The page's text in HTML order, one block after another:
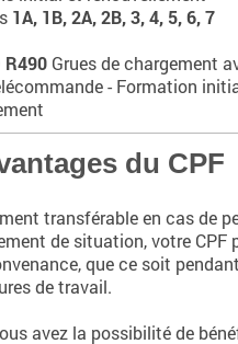
1A, 1B, 2A, 2B, 3, 4, 5, 6, 7
R490 Grues de chargement
- Formation
du CPF
transférable en cas de
de situation, votre CPF
que ce soit
de travail.
avez la possibilité de